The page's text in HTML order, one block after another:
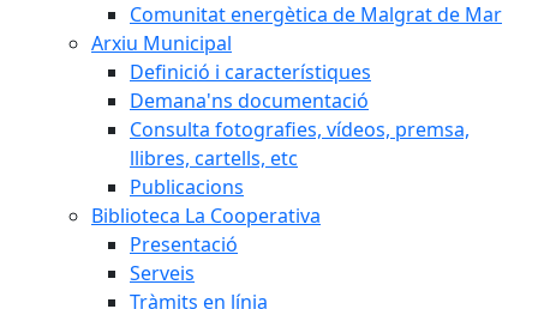
Comunitat energètica de Malgrat de Mar
Arxiu Municipal
Definició i característiques
Demana'ns documentació
Consulta fotografies, vídeos, premsa,
llibres, cartells, etc
Publicacions
Biblioteca La Cooperativa
Presentació
Serveis
Tràmits en línia